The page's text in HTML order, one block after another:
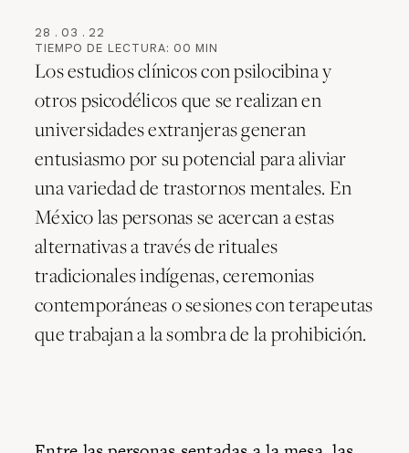
28 . 03 . 22
TIEMPO DE LECTURA: 00 MIN
Los estudios clínicos con psilocibina y
otros psicodélicos que se realizan en
universidades extranjeras generan
entusiasmo por su potencial para aliviar
una variedad de trastornos mentales. En
México las personas se acercan a estas
alternativas a través de rituales
tradicionales indígenas, ceremonias
contemporáneas o sesiones con terapeutas
que trabajan a la sombra de la prohibición.